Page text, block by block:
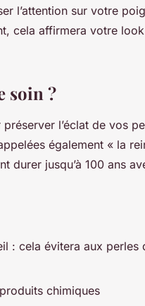
l’attention sur votre
cela affirmera votre
soin ?
l’éclat de vos
également « la
durer jusqu’à 100 ans
: cela évitera aux perles
chimiques